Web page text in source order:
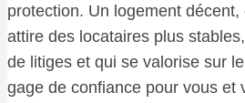
protection. Un logement décent,
attire des locataires plus
de litiges et qui se valorise sur
gage de confiance pour vous et